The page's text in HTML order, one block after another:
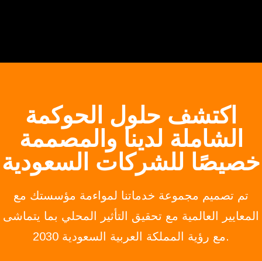
اكتشف حلول الحوكمة
الشاملة لدينا والمصممة
خصيصًا للشركات السعودية
تم تصميم مجموعة خدماتنا لمواءمة مؤسستك مع
المعايير العالمية مع تحقيق التأثير المحلي بما يتماشى
مع رؤية المملكة العربية السعودية 2030.